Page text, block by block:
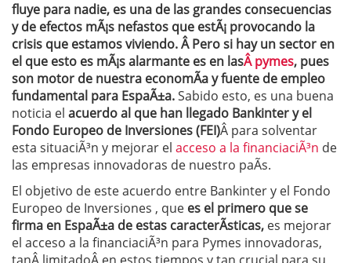
fluye para nadie, es una de las grandes consecuencias
y de efectos mÃ¡s nefastos que estÃ¡ provocando la
crisis que estamos viviendo. Â Pero si hay un sector en
el que esto es mÃ¡s alarmante es en lasÂ pymes, pues
son motor de nuestra economÃ­a y fuente de empleo
fundamental para EspaÃ±a.Sabido esto, es una buena
noticia el acuerdo al que han llegado Bankinter y el
Fondo Europeo de Inversiones (FEI)Â para solventar
esta situaciÃ³n y mejorar el acceso a la financiaciÃ³n de
las empresas innovadoras de nuestro paÃ­s.
El objetivo de este acuerdo entre Bankinter y el Fondo
Europeo de Inversiones , que es el primero que se
firma en EspaÃ±a de estas caracterÃ­sticas, es mejorar
el acceso a la financiaciÃ³n para Pymes innovadoras,